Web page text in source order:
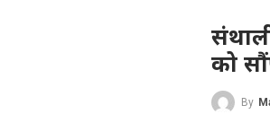
को
By